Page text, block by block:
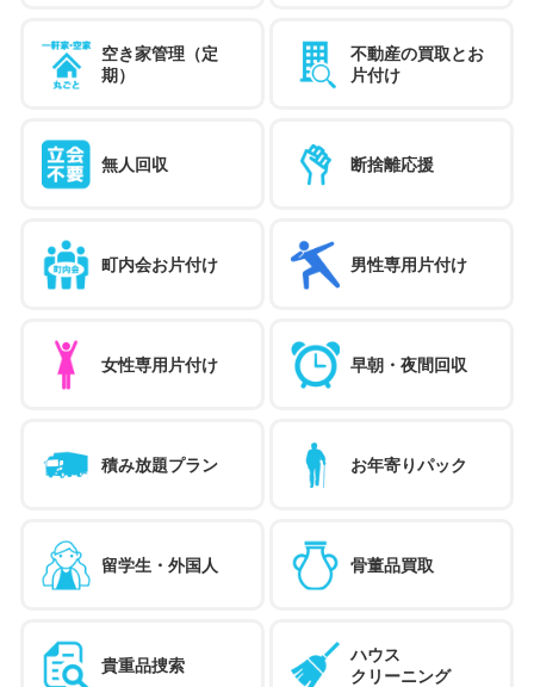
空き家管理（定
期）
不動産の買取とお
片付け
無人回収 断捨離応援
町内会お片付け 男性専用片付け
女性専用片付け 早朝・夜間回収
積み放題プラン お年寄りパック
留学生・外国人 骨董品買取
貴重品捜索
ハウス
クリーニング